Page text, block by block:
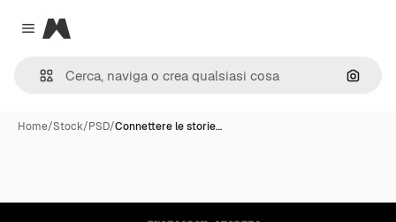
Close menu
Magnific
Cerca
Home/Stock/PSD/Connettere le storie…